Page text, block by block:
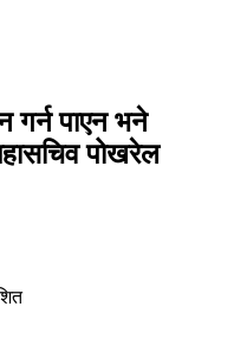
पाएन भने
पोखरेल